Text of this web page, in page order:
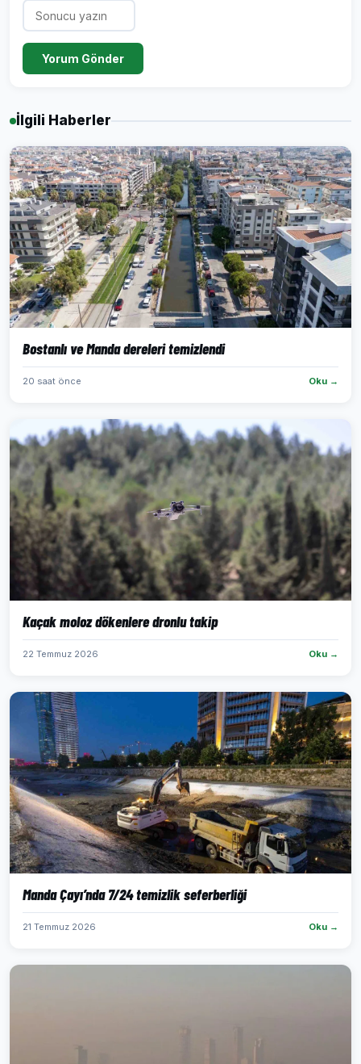
Yorum Gönder
İlgili Haberler
Bostanlı ve Manda dereleri temizlendi
20 saat önce Oku →
Kaçak moloz dökenlere dronlu takip
22 Temmuz 2026 Oku →
Manda Çayı’nda 7/24 temizlik seferberliği
21 Temmuz 2026 Oku →